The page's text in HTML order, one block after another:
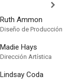
Ruth Ammon
Diseño de Producción
Madie Hays
Dirección Artística
Lindsay Coda